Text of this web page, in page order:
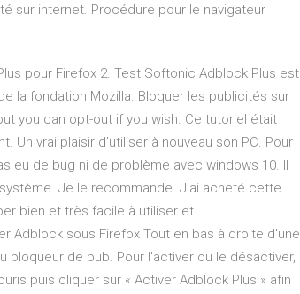
sur internet. Procédure pour le navigateur
pour Firefox 2. Test Softonic Adblock Plus est
la fondation Mozilla. Bloquer les publicités sur
you can opt-out if you wish. Ce tutoriel était
Un vrai plaisir d'utiliser à nouveau son PC. Pour
eu de bug ni de problème avec windows 10. Il
Je le recommande. J’ai acheté cette
bien et très facile à utiliser et
Adblock sous Firefox Tout en bas à droite d'une
de pub. Pour l'activer ou le désactiver,
puis cliquer sur « Activer Adblock Plus » afin